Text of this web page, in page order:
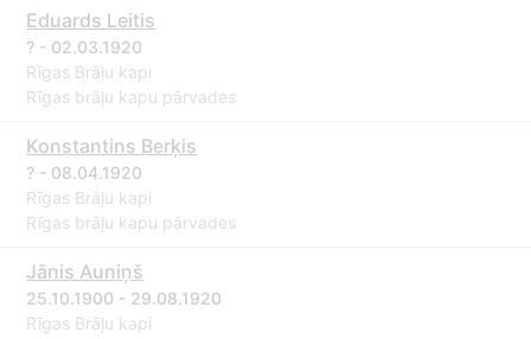
Eduards Leitis
? - 02.03.1920
Rīgas Brāļu kapi
Rīgas brāļu kapu pārvades
Konstantins Berķis
? - 08.04.1920
Rīgas Brāļu kapi
Rīgas brāļu kapu pārvades
Jānis Auniņš
25.10.1900 - 29.08.1920
Rīgas Brāļu kapi